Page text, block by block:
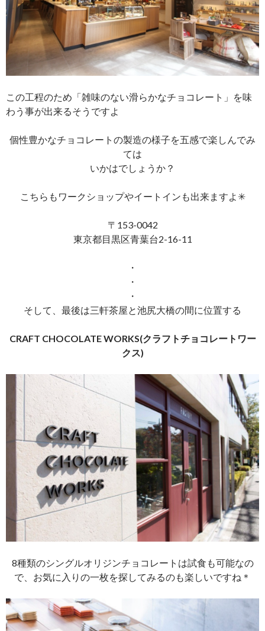
この工程のため「雑味のない滑らかなチョコレート」を味
わう事が出来るそうですよ
個性豊かなチョコレートの製造の様子を五感で楽しんでみ
ては
いかはでしょうか？
こちらもワークショップやイートインも出来ますよ✳︎
〒153-0042
東京都目黒区青葉台2-16-11
・
・
・
そして、最後は三軒茶屋と池尻大橋の間に位置する
CRAFT CHOCOLATE WORKS(クラフトチョコレートワー
クス)
8種類のシングルオリジンチョコレートは試食も可能なの
で、お気に入りの一枚を探してみるのも楽しいですね＊